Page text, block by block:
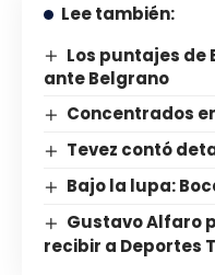
Lee también:
Los puntajes de
ante Belgrano
Concentrados
Tevez contó
Bajo la lupa:
Gustavo Alfaro
recibir a Deportes